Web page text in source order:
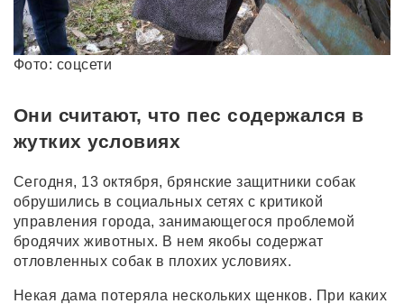
Фото: соцсети
Они считают, что пес содержался в
жутких условиях
Сегодня, 13 октября, брянские защитники собак
обрушились в социальных сетях с критикой
управления города, занимающегося проблемой
бродячих животных. В нем якобы содержат
отловленных собак в плохих условиях.
Некая дама потеряла нескольких щенков. При каких